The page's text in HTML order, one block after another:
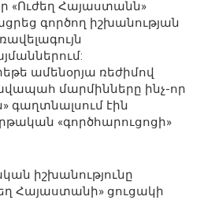
«Ուժեղ Հայաստանն»
գործող իշխանության
ամենօրյա ռեժիմով
մարմինները ինչ-որ
գաղտնալսում էին
«գործհարուցոցի»
իշխանությունը
Հայաստանի» ցուցակի